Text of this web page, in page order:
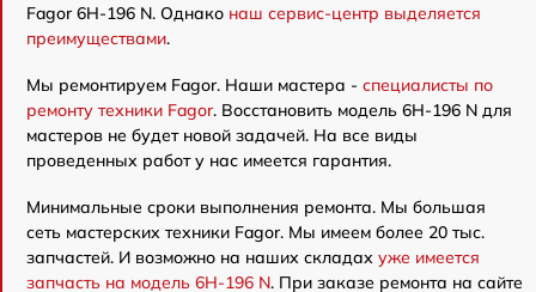
Fagor 6H-196 N. Однако наш сервис-центр выделяется
преимуществами.
Мы ремонтируем Fagor. Наши мастера - специалисты по
ремонту техники Fagor. Восстановить модель 6H-196 N для
мастеров не будет новой задачей. На все виды
проведенных работ у нас имеется гарантия.
Минимальные сроки выполнения ремонта. Мы большая
сеть мастерских техники Fagor. Мы имеем более 20 тыс.
запчастей. И возможно на наших складах уже имеется
запчасть на модель 6H-196 N. При заказе ремонта на сайте